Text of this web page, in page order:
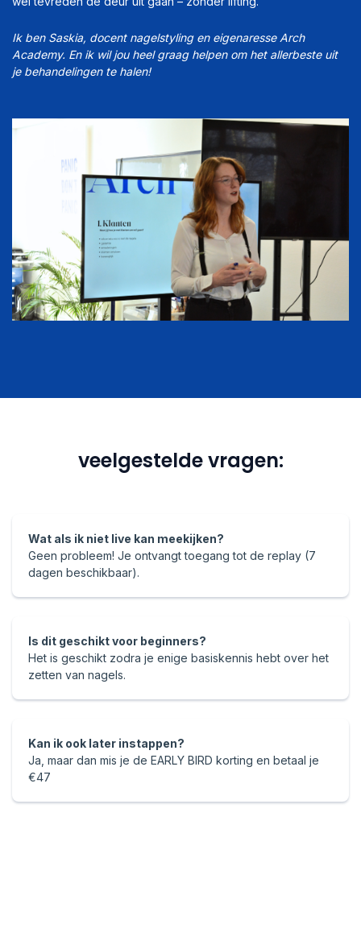
Ik ben Saskia, docent nagelstyling en eigenaresse Arch
Academy. En ik wil jou heel graag helpen om het allerbeste uit
je behandelingen te halen!
veelgestelde vragen:
Wat als ik niet live kan meekijken?
Geen probleem! Je ontvangt toegang tot de replay (7
dagen beschikbaar).
Is dit geschikt voor beginners?
Het is geschikt zodra je enige basiskennis hebt over het
zetten van nagels.
Kan ik ook later instappen?
Ja, maar dan mis je de EARLY BIRD korting en betaal je
€47